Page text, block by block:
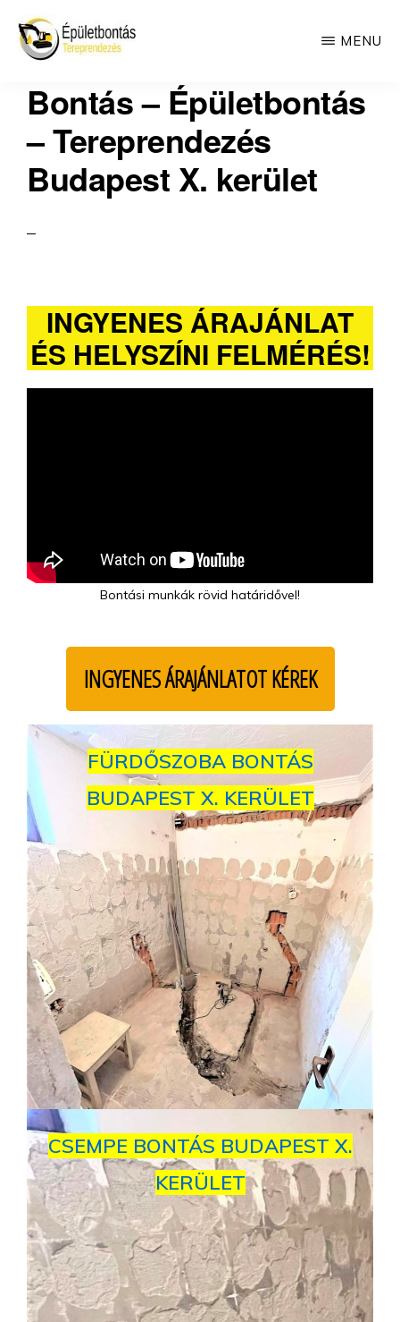
Skip
main
content
ÉPÜLETBONTÁS
Betonozás
estrich
MENU
Bontás – Épületbontás
– Tereprendezés
Budapest X. kerület
INGYENES ÁRAJÁNLAT
ÉS HELYSZÍNI FELMÉRÉS!
Bontási munkák rövid határidővel!
INGYENES ÁRAJÁNLATOT KÉREK
FÜRDŐSZOBA BONTÁS
BUDAPEST X. KERÜLET
CSEMPE BONTÁS BUDAPEST X.
KERÜLET